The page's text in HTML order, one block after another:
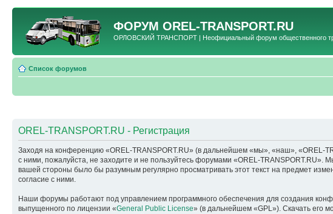
ФОРУМ OREL-TRANSPORT.RU
ОРЛОВСКИЙ ТРАНСПОРТ | Неофициальный форум общественного
Список форумов
OREL-TRANSPORT.RU - Регистрация
Заходя на конференцию «OREL-TRANSPORT.RU» (в дальнейшем «мы», «наш», «OREL-
с ними, пожалуйста, не заходите и не пользуйтесь форумами «OREL-TRANSPORT.RU».
вашей стороны было бы разумным регулярно просматривать этот текст на предмет
согласие с ними.
Наши форумы работают под управлением программного обеспечения для создания
выпущенного по лицензии «General Public License» (в дальнейшем «GPL»). Скачать его